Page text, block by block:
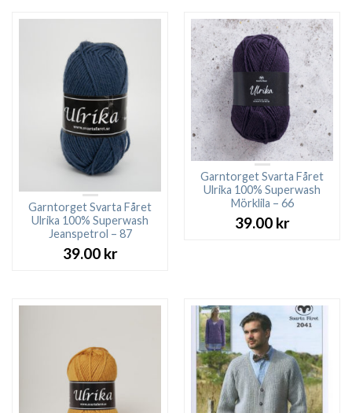
Garntorget Svarta Fåret
Ulrika 100% Superwash
Jeanspetrol – 87
39.00 kr
Garntorget Svarta Fåret
Ulrika 100% Superwash
Mörklila – 66
39.00 kr